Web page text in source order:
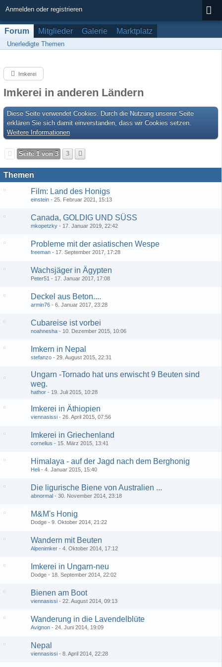
Anmelden oder registrieren
Forum Mitglieder Galerie Marktplatz
Unerledigte Themen
Imkerei
Imkerei in anderen Ländern
Diese Seite verwendet Cookies. Durch die Nutzung unserer Seite
erklären Sie sich damit einverstanden, dass wir Cookies setzen.
Weitere Informationen
Seite 1 von 3 3
Themen
Film: Land des Honigs
einstein 25. Februar 2021, 15:13
Canada, GOLDIG UND SÜSS
mkopetzky 17. Januar 2019, 22:42
Probleme mit der asiatischen Wespe
freeman 17. September 2017, 17:28
Wachsjäger in Ägypten
Peter51 17. Januar 2017, 17:08
Deckel aus Beton....
armin76 6. Januar 2017, 23:28
Cubareise ist vorbei
noahnesha 10. Dezember 2015, 10:06
Imkern in Nepal
stefanzo 29. August 2015, 22:31
Ungarn -Tornado hat uns erwischt 9 Beuten sind
weg.
hathor 19. Juli 2015, 10:28
Imkerei in Äthiopien
viennasissi 26. April 2015, 07:56
Imkerei in Griechenland
cornelius 15. März 2015, 13:41
Himalaya - auf der Jagd nach dem Berghonig
Heli 4. Januar 2015, 15:40
Die ligurische Biene von Australien ...
abnormal 30. November 2014, 23:18
M&M's Honig
Dodge 9. Oktober 2014, 21:22
Wandern mit Beuten
Alpenimker 4. Oktober 2014, 17:12
Imkerei in Ungarn-neu
Dodge 18. September 2014, 22:02
Bienen am Boot
viennasissi 22. August 2014, 09:13
Wanderung in die Lavendelblüte
Avignon 24. Juni 2014, 19:09
Nepal
viennasissi 8. April 2014, 22:28